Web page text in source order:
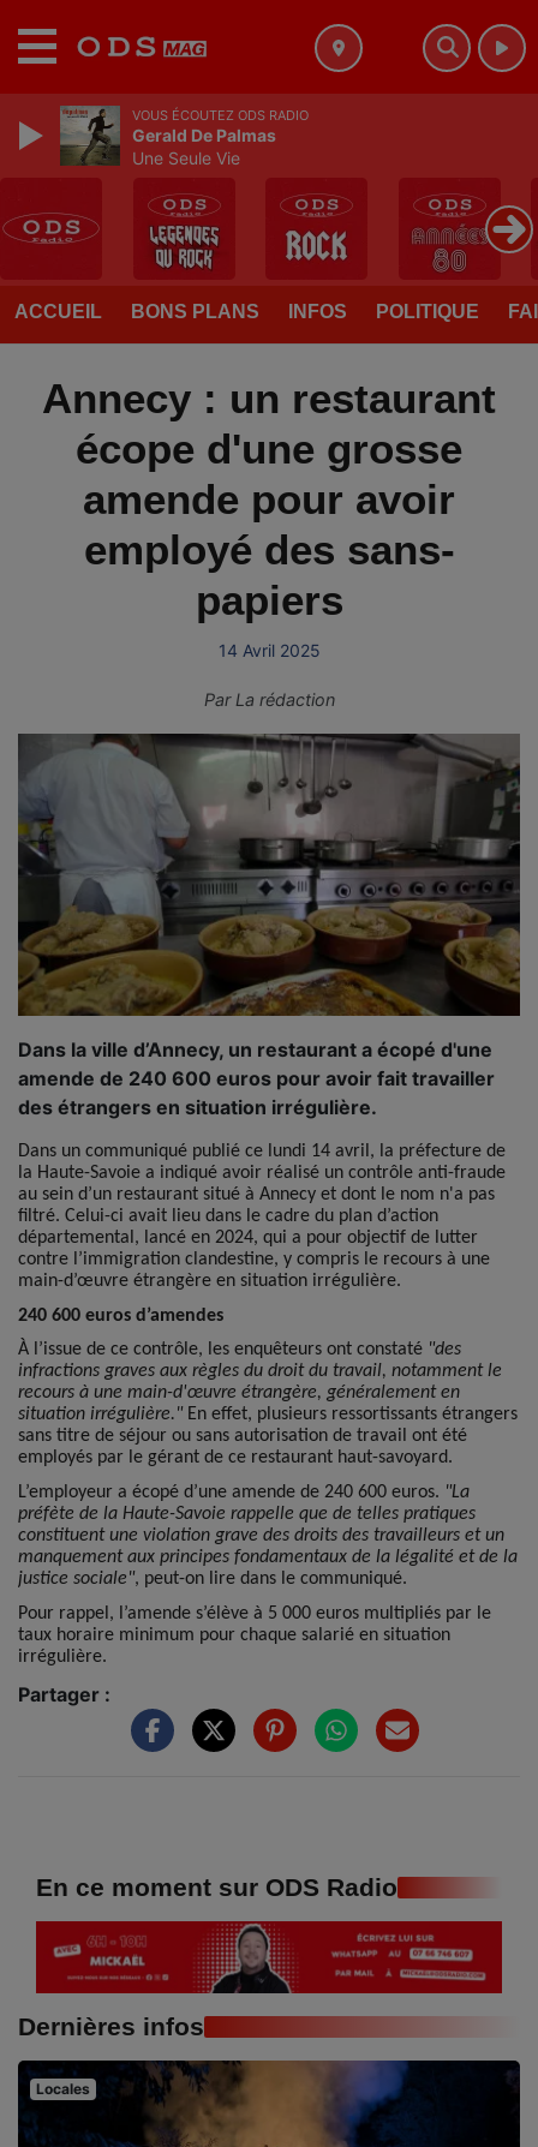
ACCUEIL BONS PLANS INFOS POLITIQUE
Annecy : un restaurant
écope d'une grosse
amende pour avoir
employé des sans-
papiers
14 Avril 2025
Par La rédaction
Dans la ville d’Annecy, un restaurant a écopé d'une
amende de 240 600 euros pour avoir fait travailler
des étrangers en situation irrégulière.
Dans un communiqué publié ce lundi 14 avril, la préfecture de
la Haute-Savoie a indiqué avoir réalisé un contrôle anti-fraude
au sein d’un restaurant situé à Annecy et dont le nom n'a pas
filtré. Celui-ci avait lieu dans le cadre du plan d’action
départemental, lancé en 2024, qui a pour objectif de lutter
contre l’immigration clandestine, y compris le recours à une
main-d’œuvre étrangère en situation irrégulière.
240 600 euros d’amendes
À l’issue de ce contrôle, les enquêteurs ont constaté "des
infractions graves aux règles du droit du travail, notamment le
recours à une main-d'œuvre étrangère, généralement en
situation irrégulière." En effet, plusieurs ressortissants étrangers
sans titre de séjour ou sans autorisation de travail ont été
employés par le gérant de ce restaurant haut-savoyard.
L’employeur a écopé d’une amende de 240 600 euros. "La
préfète de la Haute-Savoie rappelle que de telles pratiques
constituent une violation grave des droits des travailleurs et un
manquement aux principes fondamentaux de la légalité et de la
justice sociale", peut-on lire dans le communiqué.
Pour rappel, l’amende s’élève à 5 000 euros multipliés par le
taux horaire minimum pour chaque salarié en situation
irrégulière.
Partager :
En ce moment sur ODS Radio
Dernières infos
Locales
VOUS ÉCOUTEZ ODS RADIO
Gerald De Palmas
Une Seule Vie